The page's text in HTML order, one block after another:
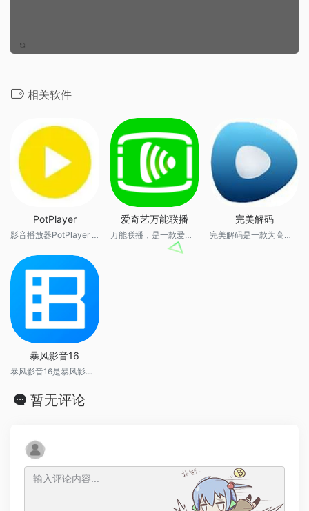
相关软件
PotPlayer
影音播放器PotPlayer 绿色纯净版是一款免费热门影音播放器软件，PotPlayer播放器目前最新版更新至v1.7。影音爱好者们不妨更新吧！根据诸多粉丝从使用经验来看，不要管版本是public还是dev，用新版才是正确选择，既能及时解决bug，又能获取新功能！
爱奇艺万能联播
万能联播，是一款爱奇艺出品的万能播放和快传工具。支持多种音视频格式播放，支持不限地域、不受本地WiFi网络限制的云投屏，支持在手机及电脑间跨平台设备间高速互传。
完美解码
完美解码是一款为高清影视爱好者精心打造的影音解码包，能软硬件解码播放流行的视频和音频格式。集成多媒体播放器PotPlayer、MPC-HC、MPC-BE，分离器解码器套件LAV Filters，高画质渲染器madVR，支持中英语言安装使用。
暴风影音16
暴风影音16是暴风影音16周年之际2019年6月推出的一款简单纯碎的本地视频播放器，启动快播放流畅，支持816种解码可播放目前所有的视频格式，支持左眼模式、VR设备3D模式、全景环绕声、截图和投屏功能。
暂无评论